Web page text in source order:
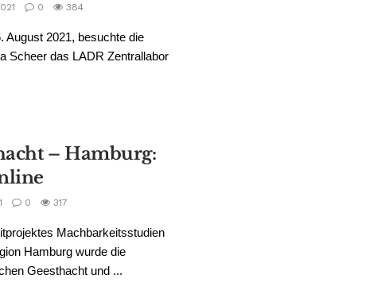
0 384
August 2021, besuchte die
Scheer das LADR Zentrallabor
– Hamburg:
0 317
Machbarkeitsstudien
Hamburg wurde die
Geesthacht und ...